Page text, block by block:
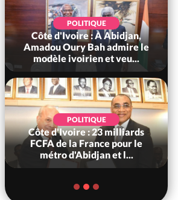
POLITIQUE
Côte d'Ivoire : À Abidjan,
Amadou Oury Bah admire le
modèle ivoirien et veu...
POLITIQUE
Côte d'Ivoire : 23 milliards
FCFA de la France pour le
métro d'Abidjan et l...